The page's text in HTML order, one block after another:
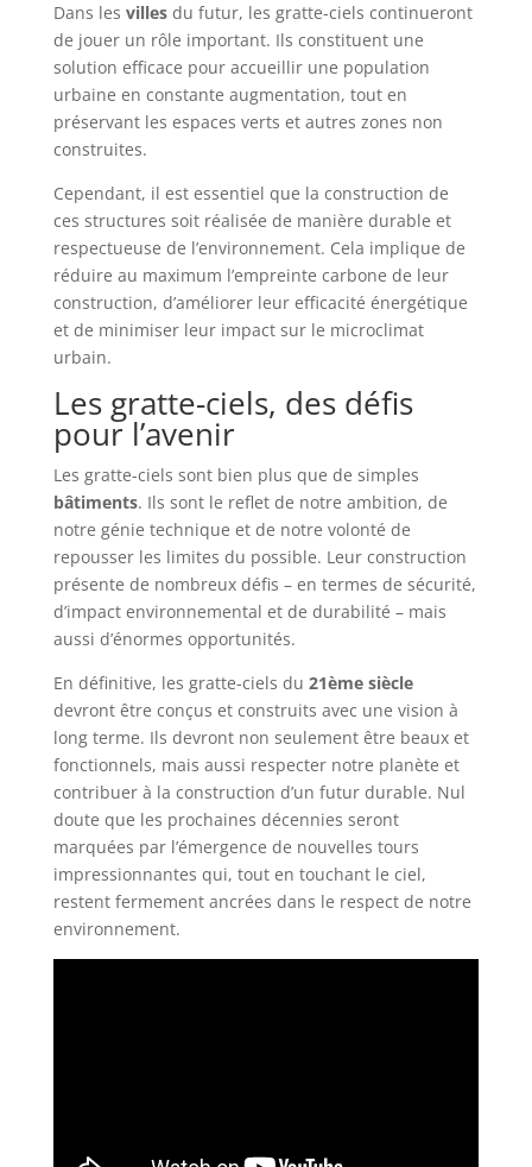
Dans les villesdu futur, les gratte-ciels continueront
de jouer un rôle important. Ils constituent une
solution efficace pour accueillir une population
urbaine en constante augmentation, tout en
préservant les espaces verts et autres zones non
construites.
Cependant, il est essentiel que la construction de
ces structures soit réalisée de manière durable et
respectueuse de l’environnement. Cela implique de
réduire au maximum l’empreinte carbone de leur
construction, d’améliorer leur efficacité énergétique
et de minimiser leur impact sur le microclimat
urbain.
Les gratte-ciels, des défis
pour l’avenir
Les gratte-ciels sont bien plus que de simples
bâtiments. Ils sont le reflet de notre ambition, de
notre génie technique et de notre volonté de
repousser les limites du possible. Leur construction
présente de nombreux défis – en termes de sécurité,
d’impact environnemental et de durabilité – mais
aussi d’énormes opportunités.
En définitive, les gratte-ciels du 21ème siècle
devront être conçus et construits avec une vision à
long terme. Ils devront non seulement être beaux et
fonctionnels, mais aussi respecter notre planète et
contribuer à la construction d’un futur durable. Nul
doute que les prochaines décennies seront
marquées par l’émergence de nouvelles tours
impressionnantes qui, tout en touchant le ciel,
restent fermement ancrées dans le respect de notre
environnement.